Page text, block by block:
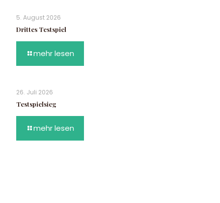
5. August 2026
Drittes Testspiel
mehr lesen
26. Juli 2026
Testspielsieg
mehr lesen